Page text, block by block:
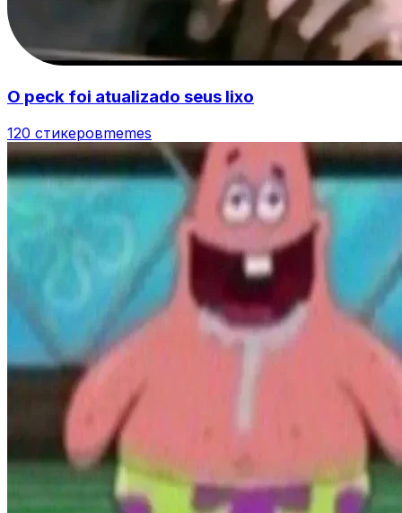
O peck foi atualizado seus lixo
120 стикеровmemes